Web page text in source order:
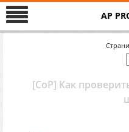
AP
[CoP] Как